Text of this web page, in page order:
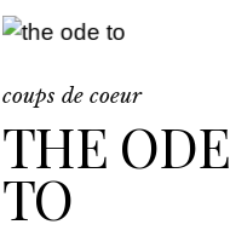
coups de coeur
THE ODE
TO